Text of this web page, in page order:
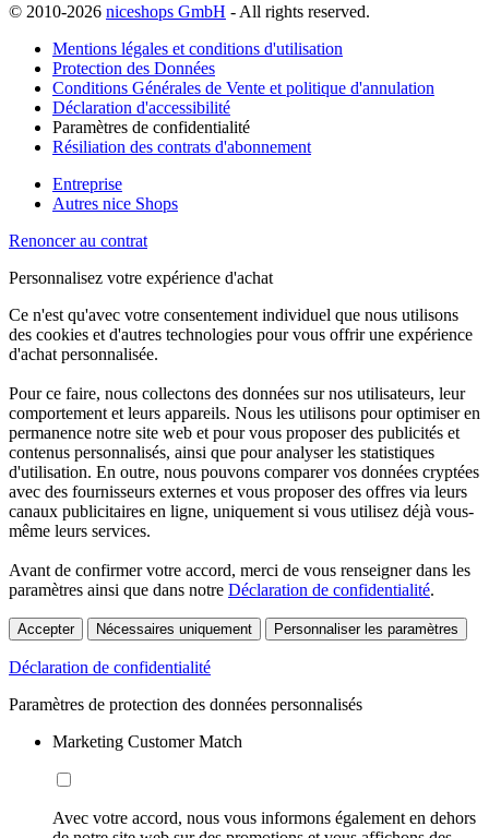
© 2010-2026 niceshops GmbH - All rights reserved.
Mentions légales et conditions d'utilisation
Protection des Données
Conditions Générales de Vente et politique d'annulation
Déclaration d'accessibilité
Paramètres de confidentialité
Résiliation des contrats d'abonnement
Entreprise
Autres nice Shops
Renoncer au contrat
Personnalisez votre expérience d'achat
Ce n'est qu'avec votre consentement individuel que nous utilisons
des cookies et d'autres technologies pour vous offrir une expérience
d'achat personnalisée.
Pour ce faire, nous collectons des données sur nos utilisateurs, leur
comportement et leurs appareils. Nous les utilisons pour optimiser en
permanence notre site web et pour vous proposer des publicités et
contenus personnalisés, ainsi que pour analyser les statistiques
d'utilisation. En outre, nous pouvons comparer vos données cryptées
avec des fournisseurs externes et vous proposer des offres via leurs
canaux publicitaires en ligne, uniquement si vous utilisez déjà vous-
même leurs services.
Avant de confirmer votre accord, merci de vous renseigner dans les
paramètres ainsi que dans notre Déclaration de confidentialité.
Accepter Nécessaires uniquement Personnaliser les paramètres
Déclaration de confidentialité
Paramètres de protection des données personnalisés
Marketing Customer Match
Avec votre accord, nous vous informons également en dehors